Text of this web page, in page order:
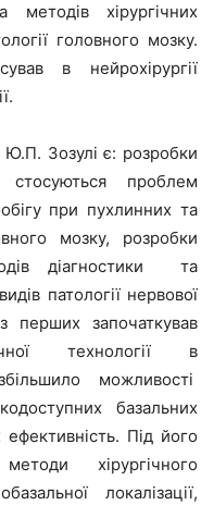
методів хірургічних
головного мозку.
в нейрохірургії
Зозулі є: розробки
стосуються проблем
при пухлинних та
мозку, розробки
діагностики та
патології нервової
перших започаткував
технології в
можливості
базальних
Під його
хірургічного
локалізації,